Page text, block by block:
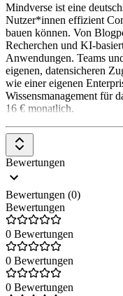
Mindverse ist eine
Nutzer*innen effizient
bauen können. Von
Recherchen und KI-
Anwendungen. Teams
eigenen, datensicheren
wie einer eigenen
Wissensmanagement für
16 € monatlich.
Bewertungen
Bewertungen (0)
Bewertungen
0 Bewertungen
0 Bewertungen
0 Bewertungen